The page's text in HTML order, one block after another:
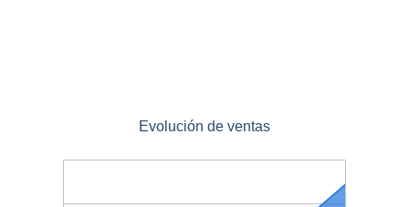
Evolución de ventas